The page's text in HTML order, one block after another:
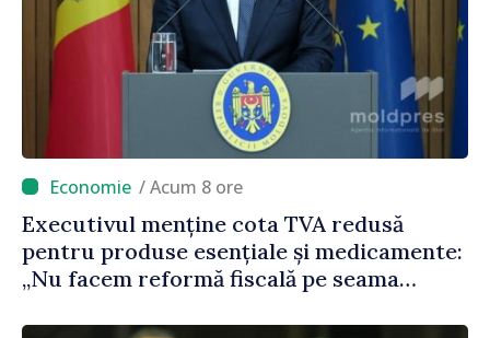
/ Acum 8 ore
Executivul menține cota TVA redusă
pentru produse esențiale și medicamente:
„Nu facem reformă fiscală pe seama